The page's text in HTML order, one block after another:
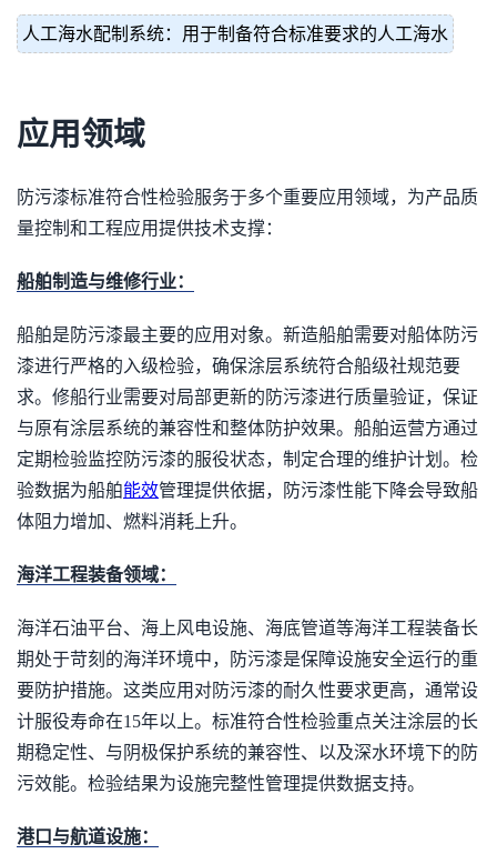
人工海水配制系统：用于制备符合标准要求的人工海水
应用领域
防污漆标准符合性检验服务于多个重要应用领域，为产品质
量控制和工程应用提供技术支撑：
船舶制造与维修行业：
船舶是防污漆最主要的应用对象。新造船舶需要对船体防污
漆进行严格的入级检验，确保涂层系统符合船级社规范要
求。修船行业需要对局部更新的防污漆进行质量验证，保证
与原有涂层系统的兼容性和整体防护效果。船舶运营方通过
定期检验监控防污漆的服役状态，制定合理的维护计划。检
验数据为船舶能效管理提供依据，防污漆性能下降会导致船
体阻力增加、燃料消耗上升。
海洋工程装备领域：
海洋石油平台、海上风电设施、海底管道等海洋工程装备长
期处于苛刻的海洋环境中，防污漆是保障设施安全运行的重
要防护措施。这类应用对防污漆的耐久性要求更高，通常设
计服役寿命在15年以上。标准符合性检验重点关注涂层的长
期稳定性、与阴极保护系统的兼容性、以及深水环境下的防
污效能。检验结果为设施完整性管理提供数据支持。
港口与航道设施：